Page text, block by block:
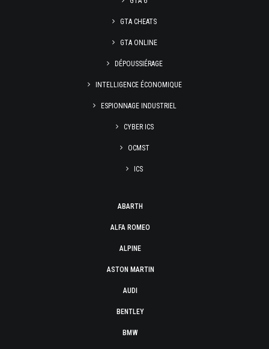
GTA CHEATS
GTA ONLINE
DÉPOUSSIÉRAGE
INTELLIGENCE ÉCONOMIQUE
ESPIONNAGE INDUSTRIEL
CYBER ICS
OCMST
ICS
ABARTH
ALFA ROMEO
ALPINE
ASTON MARTIN
AUDI
BENTLEY
BMW